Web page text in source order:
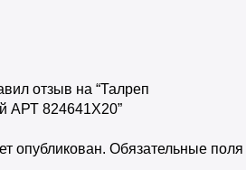
отзыв на “Талреп
АРТ 824641Х20”
опубликован. Обязательные поля